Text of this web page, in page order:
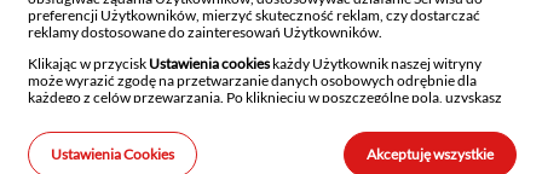
ILS
Bank Polska Kasa Opieki Spółka Akcyjna z siedzibą w Warszawie, ul. Żubra 1, 01-066
Warszawa, wpisany do rejestru przedsiębiorców w Sądzie Rejonowym dla m.st.
Warszawy w Warszawie, XIII Wydział Gospodarczy Krajowego Rejestru Sądowego,
KRS: 0000014843, NIP: 526-00-06-841, REGON: 000010205, wysokość kapitału
IBAN 1240.
preferencji Użytkowników, mierzyć skuteczność reklam, czy dostarczać
reklamy dostosowane do zainteresowań Użytkowników.
Klikając w przycisk Ustawienia cookieskażdy Użytkownik naszej witryny
może wyrazić zgodę na przetwarzanie danych osobowych odrębnie dla
każdego z celów przewarzania. Po kliknięciu w poszczególne pola, uzyskasz
przetwarzania oraz stosowanych technologii.
Szanujemy również prawo każdego Użytkownika do decydowania, czy
Ustawienia Cookies Akceptuję wszystkie